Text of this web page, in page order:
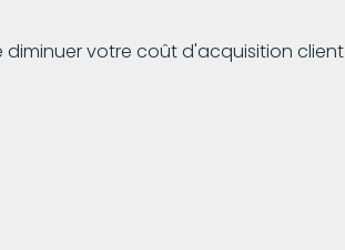
votre coût d'acquisition client